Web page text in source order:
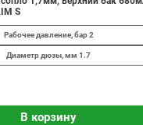
S
Рабочее давление, бар2
Диаметр дюзы, мм 1.7
В корзину